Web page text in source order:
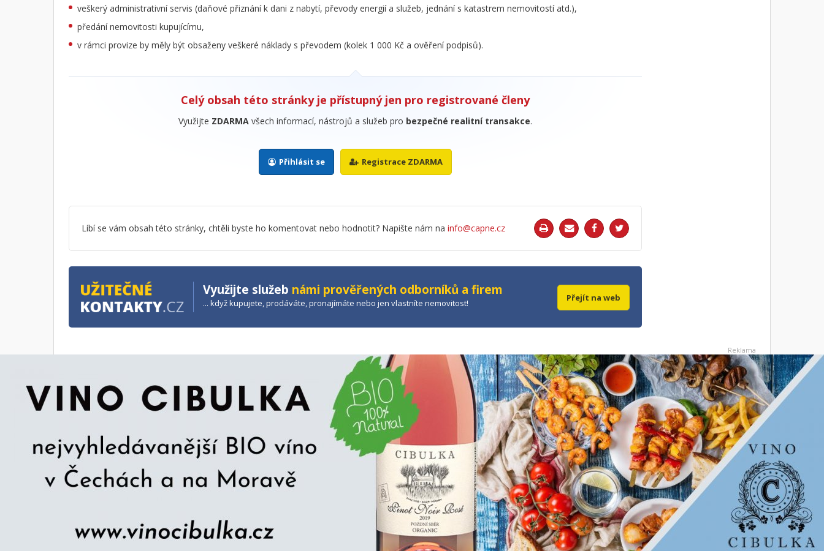
veškerý administrativní servis (daňové přiznání k dani z nabytí, převody energií a služeb, jednání s katastrem nemovitostí atd.),
předání nemovitosti kupujícímu,
v rámci provize by měly být obsaženy veškeré náklady s převodem (kolek 1 000 Kč a ověření podpisů).
Celý obsah této stránky je přístupný jen pro registrované členy
Využijte ZDARMA všech informací, nástrojů a služeb pro bezpečné realitní transakce.
Přihlásit se Registrace ZDARMA
Líbí se vám obsah této stránky, chtěli byste ho komentovat nebo hodnotit? Napište nám na info@capne.cz
Využijte služeb námi prověřených odborníků a firem
... když kupujete, prodáváte, pronajímáte nebo jen vlastníte nemovitost! Přejít na web
Reklama